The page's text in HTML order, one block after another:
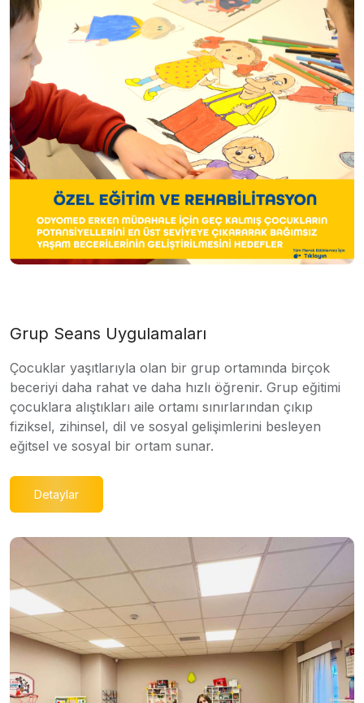
Grup Seans Uygulamaları
Çocuklar yaşıtlarıyla olan bir grup ortamında birçok
beceriyi daha rahat ve daha hızlı öğrenir. Grup eğitimi
çocuklara alıştıkları aile ortamı sınırlarından çıkıp
fiziksel, zihinsel, dil ve sosyal gelişimlerini besleyen
eğitsel ve sosyal bir ortam sunar.
Detaylar